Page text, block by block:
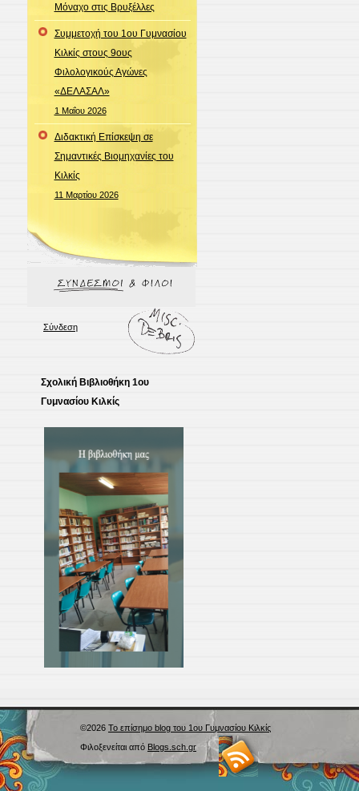
Μόναχο στις Βρυξέλλες
Συμμετοχή του 1ου Γυμνασίου
Κιλκίς στους 9ους
Φιλολογικούς Αγώνες
«ΔΕΛΑΣΑΛ»
1 Μαΐου 2026
Διδακτική Επίσκεψη σε
Σημαντικές Βιομηχανίες του
Κιλκίς
11 Μαρτίου 2026
Σύνδεση
Σχολική Βιβλιοθήκη 1ου
Γυμνασίου Κιλκίς
©2026 Το επίσημο blog του 1ου Γυμνασίου Κιλκίς
Φιλοξενείται από Blogs.sch.gr